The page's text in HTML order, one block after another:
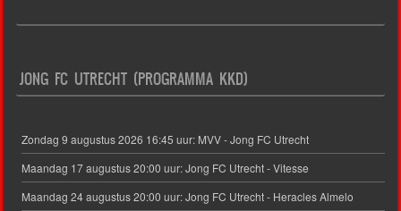
JONG FC UTRECHT (PROGRAMMA KKD)
Zondag 9 augustus 2026 16:45 uur: MVV - Jong FC Utrecht
Maandag 17 augustus 20:00 uur: Jong FC Utrecht - Vitesse
Maandag 24 augustus 20:00 uur: Jong FC Utrecht - Heracles Almelo